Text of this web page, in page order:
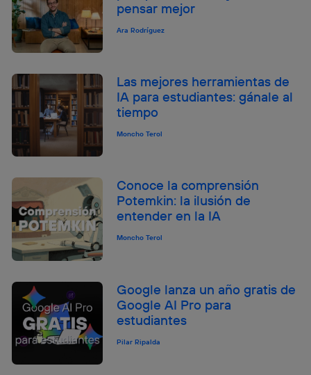
pensar mejor
Ara Rodríguez
Las mejores herramientas de
IA para estudiantes: gánale al
tiempo
Moncho Terol
Conoce la comprensión
Potemkin: la ilusión de
entender en la IA
Moncho Terol
Google lanza un año gratis de
Google AI Pro para
estudiantes
Pilar Ripalda